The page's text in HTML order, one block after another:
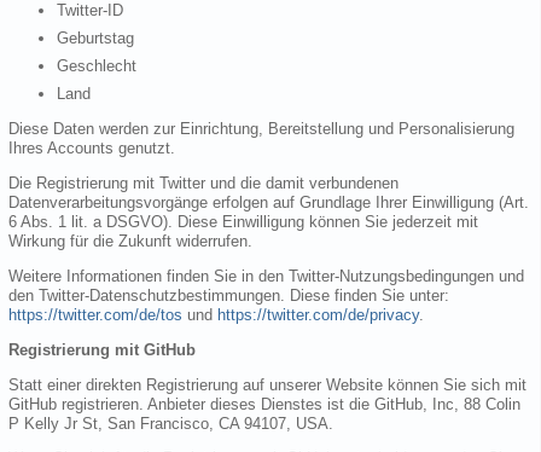
Twitter-ID
Geburtstag
Geschlecht
Land
Diese Daten werden zur Einrichtung, Bereitstellung und Personalisierung
Ihres Accounts genutzt.
Die Registrierung mit Twitter und die damit verbundenen
Datenverarbeitungsvorgänge erfolgen auf Grundlage Ihrer Einwilligung (Art.
6 Abs. 1 lit. a DSGVO). Diese Einwilligung können Sie jederzeit mit
Wirkung für die Zukunft widerrufen.
Weitere Informationen finden Sie in den Twitter-Nutzungsbedingungen und
den Twitter-Datenschutzbestimmungen. Diese finden Sie unter:
https://twitter.com/de/tos und https://twitter.com/de/privacy.
Registrierung mit GitHub
Statt einer direkten Registrierung auf unserer Website können Sie sich mit
GitHub registrieren. Anbieter dieses Dienstes ist die GitHub, Inc, 88 Colin
P Kelly Jr St, San Francisco, CA 94107, USA.